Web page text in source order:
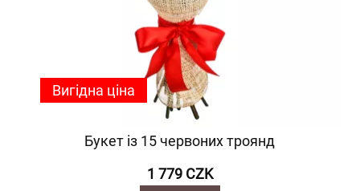
Букет із 15 червоних троянд
1 779 CZK
Вигідна ціна